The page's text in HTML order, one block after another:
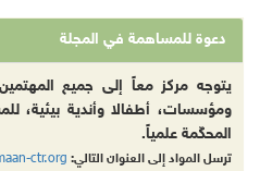
دعوة للمساهمة في المجلة
يتوجه مركز معاً إلى جميع المهتمين
ومؤسسات، أطفالا وأندية بيئية،
المحكّمة علمياً.
ترسل المواد إلى العنوان التالي: ctr.org